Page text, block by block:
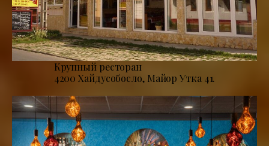
Крупный ресторан
4200 Хайдусобосло, Майор Утка 41.